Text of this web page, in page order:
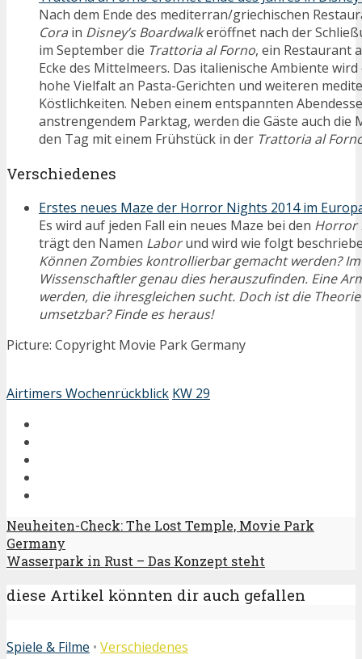
Nach dem Ende des mediterran/griechischen
Cora in Disney’s Boardwalkeröffnet nach der
im September die Trattoria al Forno, ein Restaurant
Ecke des Mittelmeers. Das italienische Ambiente
hohe Vielfalt an Pasta-Gerichten und weiteren
Köstlichkeiten. Neben einem entspannten
anstrengendem Parktag, werden die Gäste auch die
den Tag mit einem Frühstück in der Trattoria al
Verschiedenes
Erstes neues Maze der Horror Nights 2014 im
Es wird auf jeden Fall ein neues Maze bei den Horror
trägt den Namen Laborund wird wie folgt
Können Zombies kontrollierbar gemacht werden?
Wissenschaftler genau dies herauszufinden. Eine
werden, die ihresgleichen sucht. Doch ist die
umsetzbar? Finde es heraus!
Picture: Copyright Movie Park Germany
Airtimers Wochenrückblick KW 29
Neuheiten-Check: The Lost Temple, Movie Park
Germany
Wasserpark in Rust – Das Konzept steht
diese Artikel könnten dir auch gefallen
Spiele & Filme • Verschiedenes